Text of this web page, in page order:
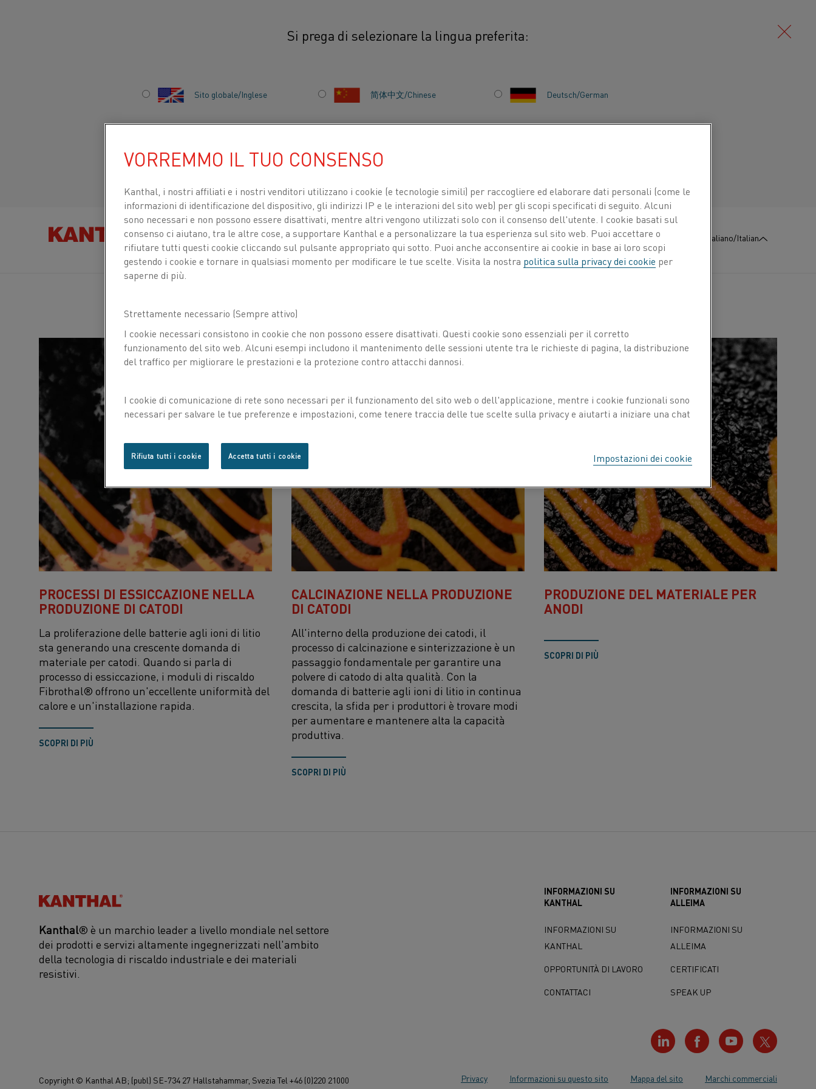
Si prega di selezionare la lingua preferita:
Sito globale/Inglese 简体中文/Chinese Deutsch/German
Español/Spanish Français/French
TROVA PRODOTTI PER CHI SIAMO CENTRO DELLE CONOSCENZE : Contattaci Italiano/Italian
Produzione di catodi e anodi
PRODUZIONE DI
CATODI E ANODI
migliore? Soddisfa la crescente domanda di batterie agli ioni
Kanthal è efficiente e di lunga durata, con un consumo
energetico minimo. Esplora i vantaggi per ciascun processo di
riscaldamento indicato di seguito.
PROCESSI DI ESSICCAZIONE NELLA
PRODUZIONE DI CATODI
La proliferazione delle batterie agli ioni di litio
sta generando una crescente domanda di
materiale per catodi. Quando si parla di
processo di essiccazione, i moduli di riscaldo
Fibrothal® offrono un'eccellente uniformità del
calore e un'installazione rapida.
SCOPRI DI PIÙ
CALCINAZIONE NELLA PRODUZIONE
DI CATODI
All'interno della produzione dei catodi, il
processo di calcinazione e sinterizzazione è un
passaggio fondamentale per garantire una
polvere di catodo di alta qualità. Con la
domanda di batterie agli ioni di litio in continua
crescita, la sfida per i produttori è trovare modi
per aumentare e mantenere alta la capacità
produttiva.
SCOPRI DI PIÙ
PRODUZIONE DEL MATERIALE PER
ANODI
SCOPRI DI PIÙ
Kanthal®
Kanthal® è un marchio leader a livello mondiale nel settore
dei prodotti e servizi altamente ingegnerizzati nell'ambito
della tecnologia di riscaldo industriale e dei materiali
resistivi.
INFORMAZIONI SU
KANTHAL
INFORMAZIONI SU
KANTHAL
OPPORTUNITÀ DI LAVORO
CONTATTACI
INFORMAZIONI SU
ALLEIMA
INFORMAZIONI SU
ALLEIMA
CERTIFICATI
SPEAK UP
Privacy Informazioni su questo sito Mappa del sito Marchi commerciali
Copyright © Kanthal AB; (publ) SE-734 27 Hallstahammar, Svezia Tel +46 (0)220 21000
VORREMMO IL TUO CONSENSO
Kanthal, i nostri affiliati e i nostri venditori utilizzano i cookie (e tecnologie simili) per raccogliere ed elaborare dati personali (come le
informazioni di identificazione del dispositivo, gli indirizzi IP e le interazioni del sito web) per gli scopi specificati di seguito. Alcuni
sono necessari e non possono essere disattivati, mentre altri vengono utilizzati solo con il consenso dell'utente. I cookie basati sul
consenso ci aiutano, tra le altre cose, a supportare Kanthal e a personalizzare la tua esperienza sul sito web. Puoi accettare o
rifiutare tutti questi cookie cliccando sul pulsante appropriato qui sotto. Puoi anche acconsentire ai cookie in base ai loro scopi
gestendo i cookie e tornare in qualsiasi momento per modificare le tue scelte. Visita la nostra politica sulla privacy dei cookie per
saperne di più.
Strettamente necessario (Sempre attivo)
I cookie necessari consistono in cookie che non possono essere disattivati. Questi cookie sono essenziali per il corretto
funzionamento del sito web. Alcuni esempi includono il mantenimento delle sessioni utente tra le richieste di pagina, la distribuzione
del traffico per migliorare le prestazioni e la protezione contro attacchi dannosi.
I cookie di comunicazione di rete sono necessari per il funzionamento del sito web o dell'applicazione, mentre i cookie funzionali sono
necessari per salvare le tue preferenze e impostazioni, come tenere traccia delle tue scelte sulla privacy e aiutarti a iniziare una chat
Impostazioni dei cookie
Rifiuta tutti i cookie Accetta tutti i cookie